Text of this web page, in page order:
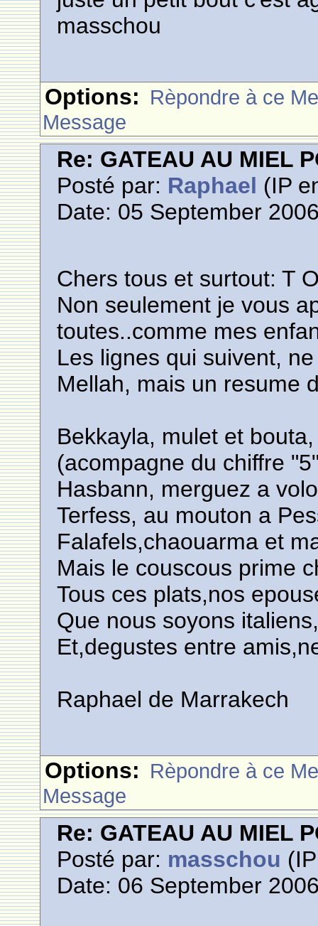
masschou
Options: Rèpondre à ce
Message
Re: GATEAU AU MIEL
Posté par: Raphael (IP
Date: 05 September
Chers tous et surtout: T
Non seulement je vous
toutes..comme mes
Les lignes qui suivent,
Mellah, mais un resume
Bekkayla, mulet et
(acompagne du chiffre
Hasbann, merguez a
Terfess, au mouton a
Falafels,chaouarma et
Mais le couscous prime
Tous ces plats,nos
Que nous soyons
Et,degustes entre
Raphael de Marrakech
Options: Rèpondre à ce
Message
Re: GATEAU AU MIEL
Posté par: masschou
Date: 06 September